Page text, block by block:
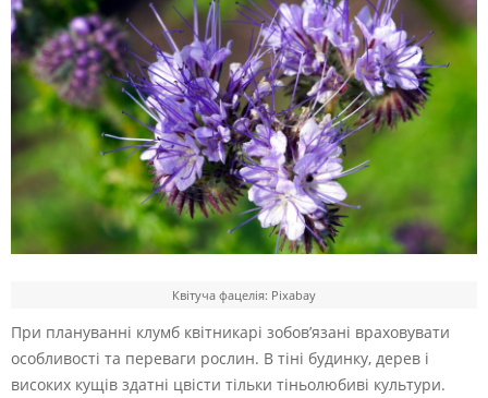
Квітуча фацелія: Pixabay
При плануванні клумб квітникарі зобов’язані враховувати
особливості та переваги рослин. В тіні будинку, дерев і
високих кущів здатні цвісти тільки тіньолюбиві культури.